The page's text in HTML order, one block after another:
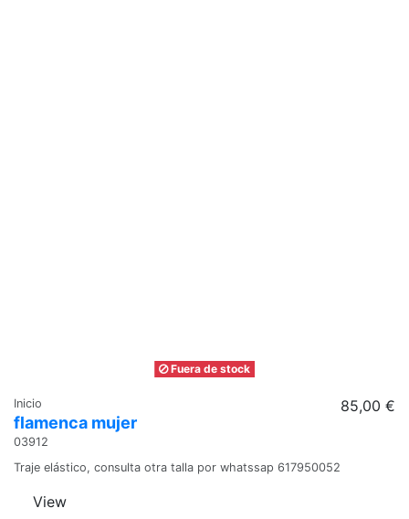
Fuera de stock
Inicio
flamenca mujer
03912
85,00 €
Traje elástico, consulta otra talla por whatssap 617950052
View